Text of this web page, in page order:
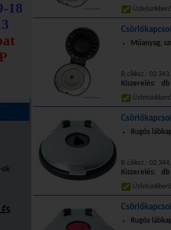
Műanyag,
B.cikksz.:
Kiszerelés: db
Rugós
B.cikksz.:
Kiszerelés: db
Rugós